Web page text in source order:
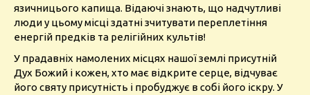
язичницього капища. Відаючі знають, що надчутливі
люди у цьому місці здатні зчитувати переплетіння
енергій предків та релігійних культів!
У прадавніх намолених місцях нашої землі присутній
Дух Божий і кожен, хто має відкрите серце, відчуває
його святу присутність і пробуджує в собі його іскру. У